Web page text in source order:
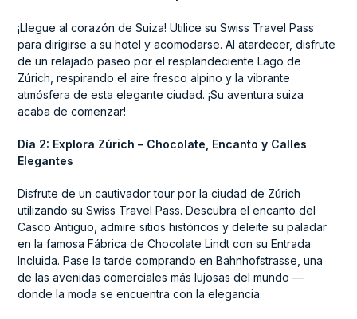
¡Llegue al corazón de Suiza! Utilice su Swiss Travel Pass
para dirigirse a su hotel y acomodarse. Al atardecer, disfrute
de un relajado paseo por el resplandeciente Lago de
Zúrich, respirando el aire fresco alpino y la vibrante
atmósfera de esta elegante ciudad. ¡Su aventura suiza
acaba de comenzar!
Día 2: Explora Zúrich – Chocolate, Encanto y Calles
Elegantes
Disfrute de un cautivador tour por la ciudad de Zúrich
utilizando su Swiss Travel Pass. Descubra el encanto del
Casco Antiguo, admire sitios históricos y deleite su paladar
en la famosa Fábrica de Chocolate Lindt con su Entrada
Incluida. Pase la tarde comprando en Bahnhofstrasse, una
de las avenidas comerciales más lujosas del mundo —
donde la moda se encuentra con la elegancia.